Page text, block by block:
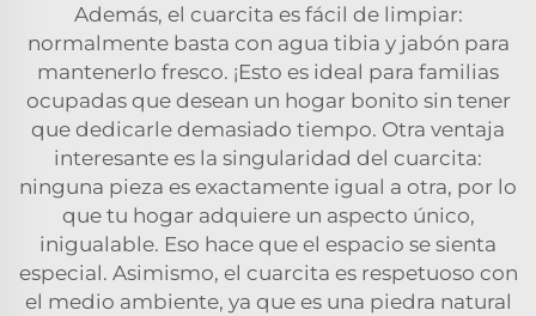
Además, el cuarcita es fácil de limpiar:
normalmente basta con agua tibia y jabón para
mantenerlo fresco. ¡Esto es ideal para familias
ocupadas que desean un hogar bonito sin tener
que dedicarle demasiado tiempo. Otra ventaja
interesante es la singularidad del cuarcita:
ninguna pieza es exactamente igual a otra, por lo
que tu hogar adquiere un aspecto único,
inigualable. Eso hace que el espacio se sienta
especial. Asimismo, el cuarcita es respetuoso con
el medio ambiente, ya que es una piedra natural